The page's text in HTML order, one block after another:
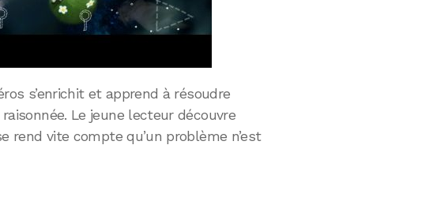
s’enrichit et apprend à résoudre
Le jeune lecteur découvre
rend vite compte qu’un problème n’est